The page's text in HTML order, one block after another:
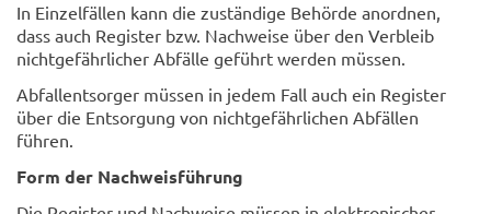
In Einzelfällen kann die zuständige Behörde anordnen,
dass auch Register bzw. Nachweise über den Verbleib
nichtgefährlicher Abfälle geführt werden müssen.
Abfallentsorger müssen in jedem Fall auch ein Register
über die Entsorgung von nichtgefährlichen Abfällen
führen.
Form der Nachweisführung